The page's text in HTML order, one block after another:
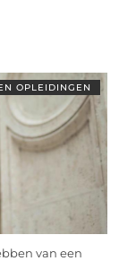
OPLEIDINGEN
van een